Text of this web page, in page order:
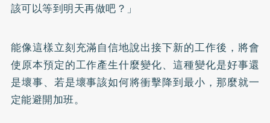
該可以等到明天再做吧？」
能像這樣立刻充滿自信地說出接下新的工作後，將會
使原本預定的工作產生什麼變化、這種變化是好事還
是壞事、若是壞事該如何將衝擊降到最小，那麼就一
定能避開加班。